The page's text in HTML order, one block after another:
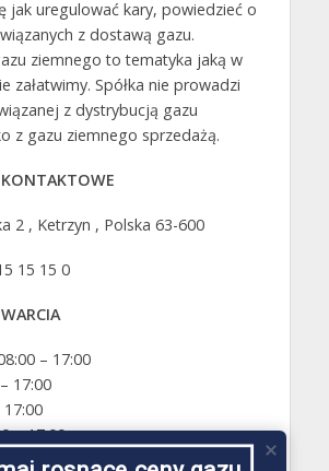
jak uregulować kary, powiedzieć o
z dostawą gazu.
ziemnego to tematyka jaką w
załatwimy. Spółka nie prowadzi
z dystrybucją gazu
z gazu ziemnego sprzedażą.
KONTAKTOWE
2 , Ketrzyn , Polska 63-600
15 15 0
– 17:00
17:00
– 17:00